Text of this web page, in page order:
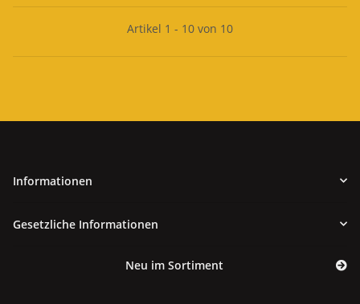
Artikel 1 - 10 von 10
Informationen
Gesetzliche Informationen
Neu im Sortiment